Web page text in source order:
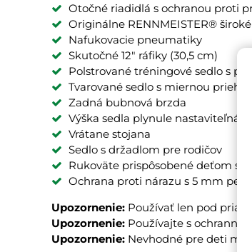
Otočné riadidlá s ochranou proti
Originálne RENNMEISTER®
Nafukovacie pneumatiky
Skutočné 12" ráfiky (30,5 cm)
Polstrované tréningové sedlo s
Tvarované sedlo s miernou
Zadná bubnová brzda
Výška sedla plynule nastaviteľná
Vrátane stojana
Sedlo s držadlom pre rodičov
Rukoväte prispôsobené deťom
Ochrana proti nárazu s 5 mm
Upozornenie: Používať len pod
Upozornenie: Používajte s
Upozornenie: Nevhodné pre deti